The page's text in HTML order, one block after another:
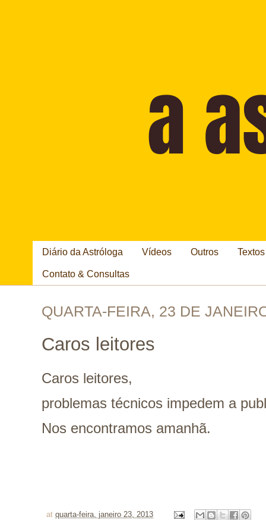
Diário da Astróloga Vídeos Outros
Contato & Consultas
QUARTA-FEIRA, 23 DE
Caros leitores
Caros leitores,
problemas técnicos impedem a
Nos encontramos amanhã.
at quarta-feira, janeiro 23, 2013